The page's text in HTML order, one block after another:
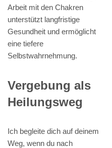
Arbeit mit den Chakren
unterstützt langfristige
Gesundheit und ermöglicht
eine tiefere
Selbstwahrnehmung.
Vergebung als
Heilungsweg
Ich begleite dich auf deinem
Weg, wenn du nach